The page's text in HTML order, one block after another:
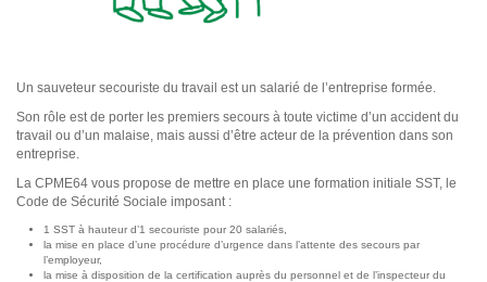
Un sauveteur secouriste du travail est un salarié de l’entreprise formée.
Son rôle est de porter les premiers secours à toute victime d’un accident du
travail ou d’un malaise, mais aussi d’être acteur de la prévention dans son
entreprise.
La CPME64 vous propose de mettre en place une formation initiale SST, le
Code de Sécurité Sociale imposant :
1 SST à hauteur d’1 secouriste pour 20 salariés,
la mise en place d’une procédure d’urgence dans l’attente des secours par
l’employeur,
la mise à disposition de la certification auprès du personnel et de l’inspecteur du